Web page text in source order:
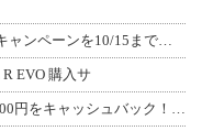
R EVO 購入サ